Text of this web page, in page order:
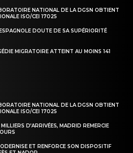
le1.ma
de
NATIONAL DE LA DGSN OBTIENT
ISO/CEI 17025
DOUTE DE SA SUPÉRIORITÉ
MIGRATOIRE ATTEINT AU MOINS 141
NATIONAL DE LA DGSN OBTIENT
ISO/CEI 17025
D’ARRIVÉES, MADRID REMERCIE
ET RENFORCE SON DISPOSITIF